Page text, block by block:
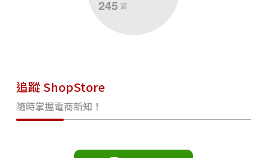
追蹤 ShopStore
隨時掌握電商新知！